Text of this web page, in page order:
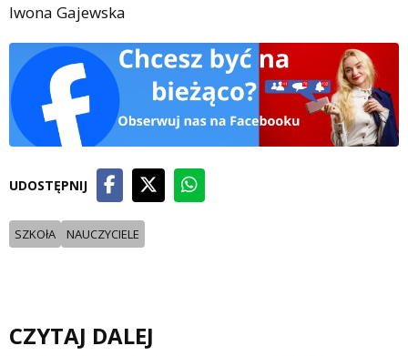
Iwona Gajewska
UDOSTĘPNIJ
SZKOłA NAUCZYCIELE
CZYTAJ DALEJ